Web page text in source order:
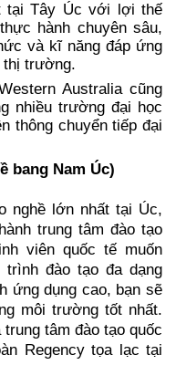
tại Tây Úc với lợi thế
hành chuyên sâu,
và kĩ năng đáp ứng
thị trường.
Australia cũng
nhiều trường đại học
thông chuyển tiếp đại
bang Nam Úc)
nghề lớn nhất tại Úc,
trung tâm đào tạo
viên quốc tế muốn
đào tạo đa dạng
ứng dụng cao, bạn sẽ
môi trường tốt nhất.
tâm đào tạo quốc
Regency tọa lạc tại